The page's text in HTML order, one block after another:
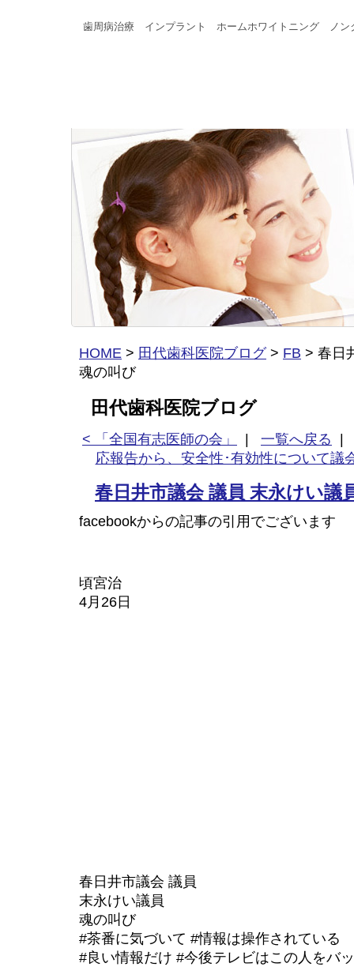
歯周病治療 インプラント ホームホワイトニング ノ
HOME > 田代歯科医院ブログ> FB > 春日
魂の叫び⁡
田代歯科医院ブログ
< 「全国有志医師の会」 | 一覧へ戻る
応報告から、安全性･有効性について議
春日井市議会 議員⁡ ⁡末永けい議
facebookからの記事の引用でございます
頃宮治
4月26日
春日井市議会 議員⁡
⁡末永けい議員⁡
⁡魂の叫び⁡
⁡#茶番に気づいて #情報は操作されている⁡
⁡#良い情報だけ #今後テレビはこの人をバ